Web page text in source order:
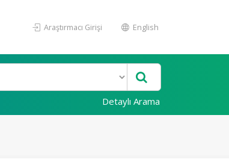
Araştırmacı Girişi English
Detaylı Arama